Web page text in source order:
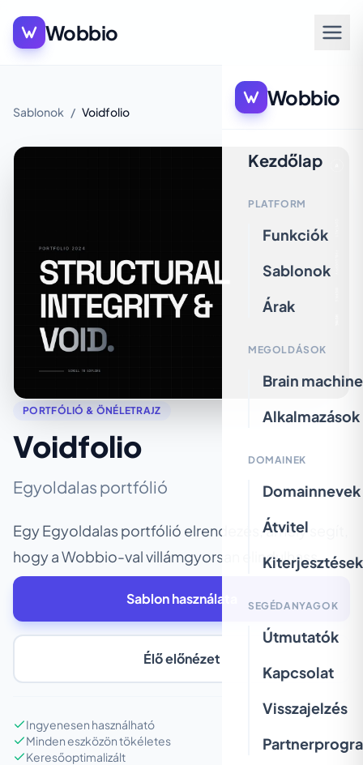
Wobbio
Wobbio
Kezdőlap
PLATFORM
Funkciók
Sablonok
Árak
MEGOLDÁSOK
Brain
Alkalmazások
DOMAINEK
Domainnevek
Átvitel
Kiterjesztések
SEGÉDANYAGOK
Útmutatók
Kapcsolat
Visszajelzés
Sablonok / Voidfolio
PORTFÓLIÓ & ÖNÉLETRAJZ
Voidfolio
Egyoldalas portfólió
Egy Egyoldalas portfólió elrendezés, amely segít,
hogy a Wobbio-val villámgyorsan elindulhass.
Sablon használata
Élő előnézet
Ingyenesen használható
Minden eszközön tökéletes
Keresőoptimalizált